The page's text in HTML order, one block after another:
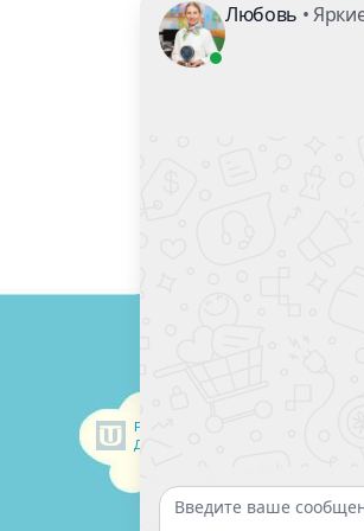
Разработка сайта
Дизайн-студия Unitech